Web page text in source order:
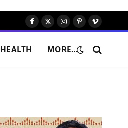
Facebook
X
Instagram
Pinterest
Vimeo
HEALTH MORE…